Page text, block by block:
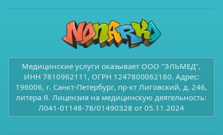
Медицинские услуги оказывает ООО "ЭЛЬМЕД",
ИНН 7810962111, ОГРН 1247800062180. Адрес:
196006, г. Санкт-Петербург, пр-кт Лиговский, д. 246,
литера Я. Лицензия на медицинскую деятельность:
Л041-01148-78/01490328 от 05.11.2024